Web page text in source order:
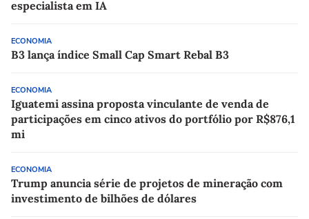
especialista em IA
ECONOMIA
B3 lança índice Small Cap Smart Rebal B3
ECONOMIA
Iguatemi assina proposta vinculante de venda de
participações em cinco ativos do portfólio por R$876,1
mi
ECONOMIA
Trump anuncia série de projetos de mineração com
investimento de bilhões de dólares